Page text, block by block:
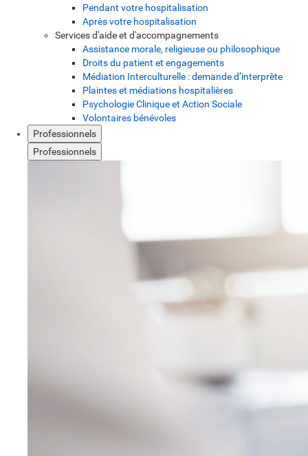
Pendant votre hospitalisation
Après votre hospitalisation
Services d'aide et d'accompagnements
Assistance morale, religieuse ou philosophique
Droits du patient et engagements
Médiation Interculturelle : demande d’interprète
Plaintes et médiations hospitalières
Psychologie Clinique et Action Sociale
Volontaires bénévoles
Professionnels
Professionnels